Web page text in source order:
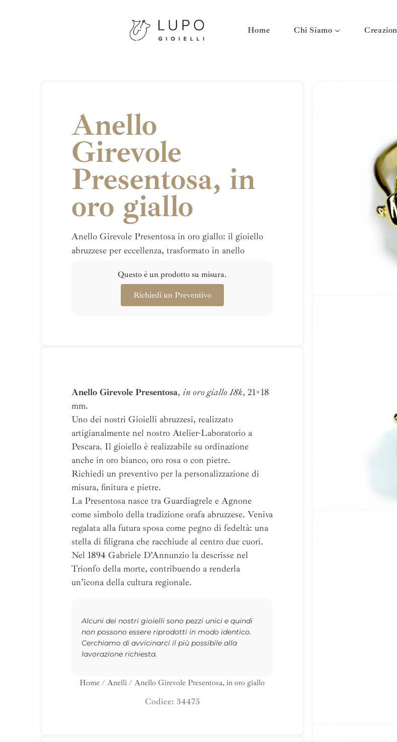
Home Chi Siamo
Anello
Girevole
Presentosa, in
oro giallo
Anello Girevole Presentosa in oro giallo: il gioiello
abruzzese per eccellenza, trasformato in anello
Questo è un prodotto su misura.
Richiedi un Preventivo
Anello Girevole Presentosa, in oro giallo 18k, 21×18
mm.
Uno dei nostri Gioielli abruzzesi, realizzato
artigianalmente nel nostro Atelier-Laboratorio a
Pescara. Il gioiello è realizzabile su ordinazione
anche in oro bianco, oro rosa o con pietre.
Richiedi un preventivo per la personalizzazione di
misura, finitura e pietre.
La Presentosa nasce tra Guardiagrele e Agnone
come simbolo della tradizione orafa abruzzese. Veniva
regalata alla futura sposa come pegno di fedeltà: una
stella di filigrana che racchiude al centro due cuori.
Nel 1894 Gabriele D’Annunzio la descrisse nel
Trionfo della morte, contribuendo a renderla
un’icona della cultura regionale.
Alcuni dei nostri gioielli sono pezzi unici e quindi
non possono essere riprodotti in modo identico.
Cerchiamo di avvicinarci il più possibile alla
lavorazione richiesta.
Home / Anelli / Anello Girevole Presentosa, in oro giallo
Codice: 34475